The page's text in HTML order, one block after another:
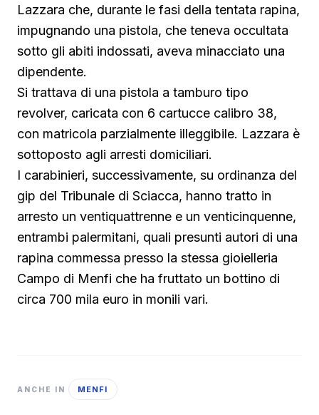
Lazzara che, durante le fasi della tentata rapina,
impugnando una pistola, che teneva occultata
sotto gli abiti indossati, aveva minacciato una
dipendente.
Si trattava di una pistola a tamburo tipo
revolver, caricata con 6 cartucce calibro 38,
con matricola parzialmente illeggibile. Lazzara è
sottoposto agli arresti domiciliari.
I carabinieri, successivamente, su ordinanza del
gip del Tribunale di Sciacca, hanno tratto in
arresto un ventiquattrenne e un venticinquenne,
entrambi palermitani, quali presunti autori di una
rapina commessa presso la stessa gioielleria
Campo di Menfi che ha fruttato un bottino di
circa 700 mila euro in monili vari.
ANCHE IN MENFI